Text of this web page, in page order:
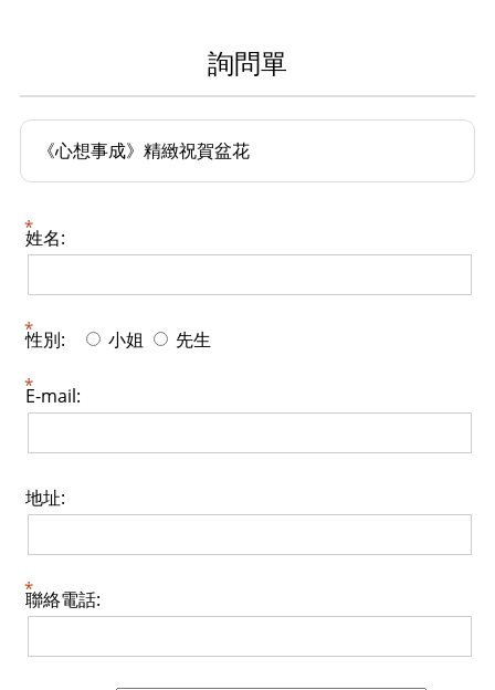
詢問單
《心想事成》精緻祝賀盆花
姓名:
性別: 小姐 先生
E-mail:
地址:
聯絡電話: